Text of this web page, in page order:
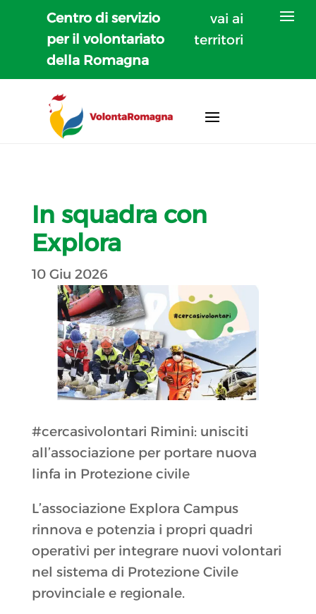
Centro di servizio
per il volontariato
della Romagna
vai ai
territori
In squadra con
Explora
10 Giu 2026
#cercasivolontari Rimini: unisciti
all’associazione per portare nuova
linfa in Protezione civile
L’associazione Explora Campus
rinnova e potenzia i propri quadri
operativi per integrare nuovi volontari
nel sistema di Protezione Civile
provinciale e regionale.